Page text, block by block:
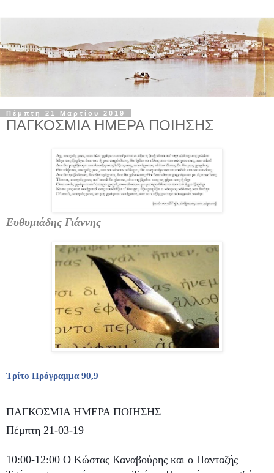
Πέμπτη 21 Μαρτίου 2019
ΠΑΓΚΟΣΜΙΑ ΗΜΕΡΑ ΠΟΙΗΣΗΣ
Ευθυμιάδης Γιάννης
Τρίτο Πρόγραμμα 90,9
ΠΑΓΚΟΣΜΙΑ ΗΜΕΡΑ ΠΟΙΗΣΗΣ
Πέμπτη 21-03-19
10:00-12:00 O Kώστας Καναβούρης και ο Πανταζής